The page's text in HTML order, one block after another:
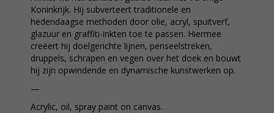
Koninkrijk. Hij subverteert traditionele en
hedendaagse methoden door olie, acryl, spuitverf,
glazuur en graffiti-inkten toe te passen. Hiermee
creëert hij doelgerichte lijnen, penseelstreken,
druppels, schrapen en vegen over het doek en bouwt
hij zijn opwindende en dynamische kunstwerken op.
—
Acrylic, oil, spray paint on canvas.